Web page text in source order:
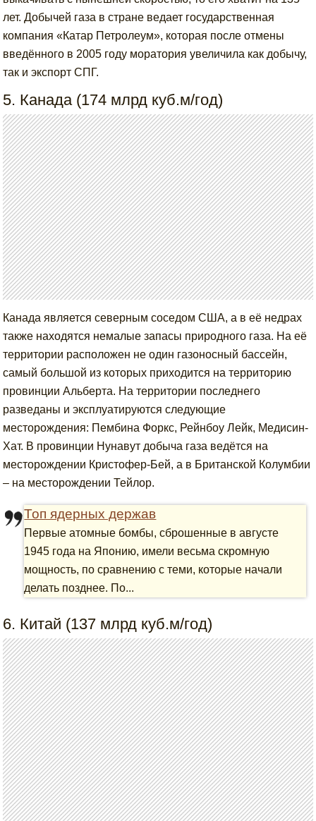
лет. Добычей газа в стране ведает государственная
компания «Катар Петролеум», которая после отмены
введённого в 2005 году моратория увеличила как добычу,
так и экспорт СПГ.
5. Канада (174 млрд куб.м/год)
Канада является северным соседом США, а в её недрах
также находятся немалые запасы природного газа. На её
территории расположен не один газоносный бассейн,
самый большой из которых приходится на территорию
провинции Альберта. На территории последнего
разведаны и эксплуатируются следующие
месторождения: Пембина Форкс, Рейнбоу Лейк, Медисин-
Хат. В провинции Нунавут добыча газа ведётся на
месторождении Кристофер-Бей, а в Британской Колумбии
– на месторождении Тейлор.
Топ ядерных держав
Первые атомные бомбы, сброшенные в августе
1945 года на Японию, имели весьма скромную
мощность, по сравнению с теми, которые начали
делать позднее. По...
6. Китай (137 млрд куб.м/год)